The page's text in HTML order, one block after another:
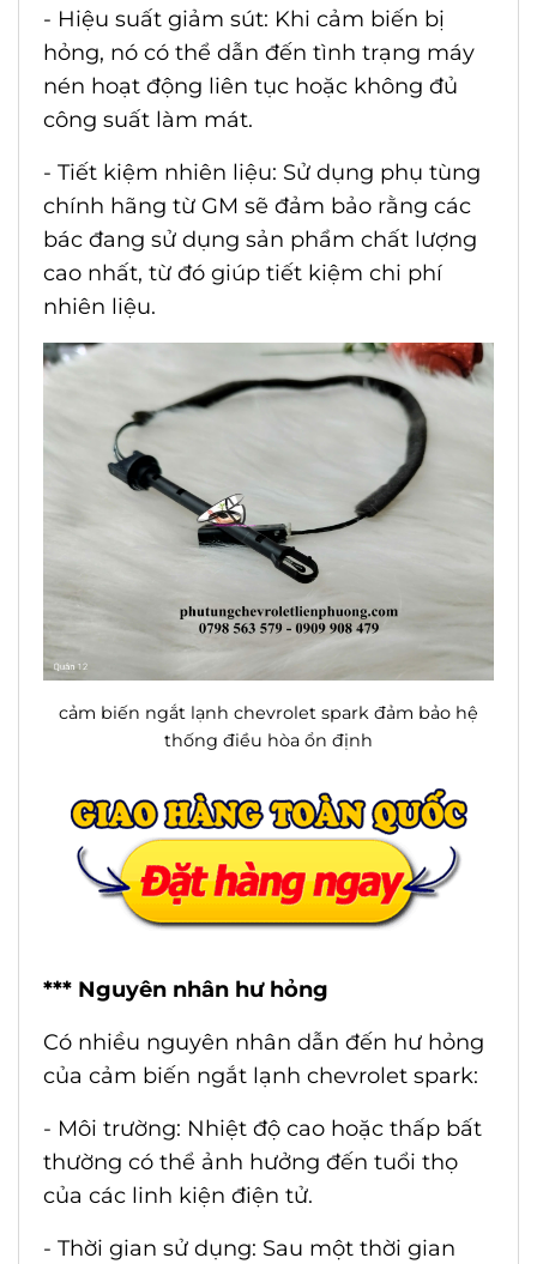
- Hiệu suất giảm sút: Khi cảm biến bị
hỏng, nó có thể dẫn đến tình trạng máy
nén hoạt động liên tục hoặc không đủ
công suất làm mát.
- Tiết kiệm nhiên liệu: Sử dụng phụ tùng
chính hãng từ GM sẽ đảm bảo rằng các
bác đang sử dụng sản phẩm chất lượng
cao nhất, từ đó giúp tiết kiệm chi phí
nhiên liệu.
cảm biến ngắt lạnh chevrolet spark đảm bảo hệ
thống điều hòa ổn định
*** Nguyên nhân hư hỏng
Có nhiều nguyên nhân dẫn đến hư hỏng
của cảm biến ngắt lạnh chevrolet spark:
- Môi trường: Nhiệt độ cao hoặc thấp bất
thường có thể ảnh hưởng đến tuổi thọ
của các linh kiện điện tử.
- Thời gian sử dụng: Sau một thời gian